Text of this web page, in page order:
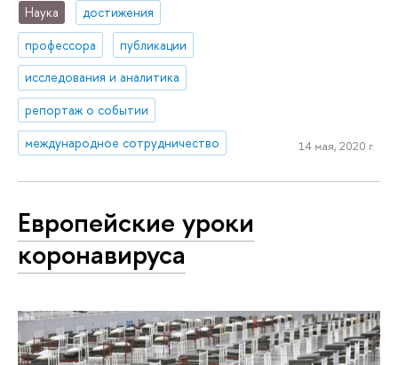
Наука
достижения
профессора
публикации
исследования и аналитика
репортаж о событии
международное сотрудничество
14 мая, 2020 г.
Европейские уроки
коронавируса